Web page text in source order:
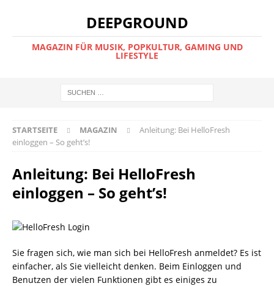
DEEPGROUND
MAGAZIN FÜR MUSIK, POPKULTUR, GAMING UND
LIFESTYLE
STARTSEITE MAGAZIN
Anleitung: Bei HelloFresh
einloggen – So geht’s!
Anleitung: Bei HelloFresh
einloggen – So geht’s!
Sie fragen sich, wie man sich bei HelloFresh anmeldet? Es ist
einfacher, als Sie vielleicht denken. Beim Einloggen und
Benutzen der vielen Funktionen gibt es einiges zu